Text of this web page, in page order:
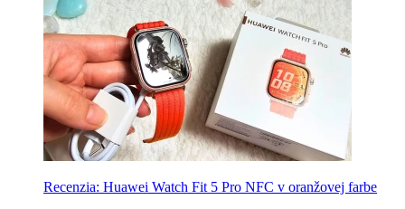
Recenzia: Huawei Watch Fit 5 Pro NFC v oranžovej farbe